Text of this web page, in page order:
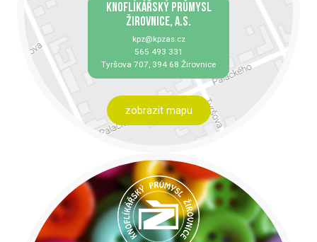
KNOFLÍKÁŘSKÝ PRŮMYSL
ŽIROVNICE, A.S.
kpz@kpzas.cz
565 493 331
Tyršova 707, 394 68 Žirovnice
zobrazit mapu